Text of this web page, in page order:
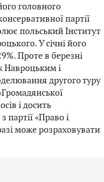
головного
партії
польський Інститут
У січні його
Проте в березні
Навроцьким і
другого туру
і досить
«Право і
може розраховувати